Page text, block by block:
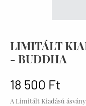
LIMITÁLT
- BUDDHA
18 500 Ft
A Limitált Kiadású